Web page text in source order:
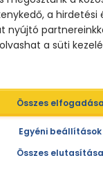
a hirdetési
nyújtó
a süti
Összes elfogadása
Egyéni beállítások
Összes elutasítása